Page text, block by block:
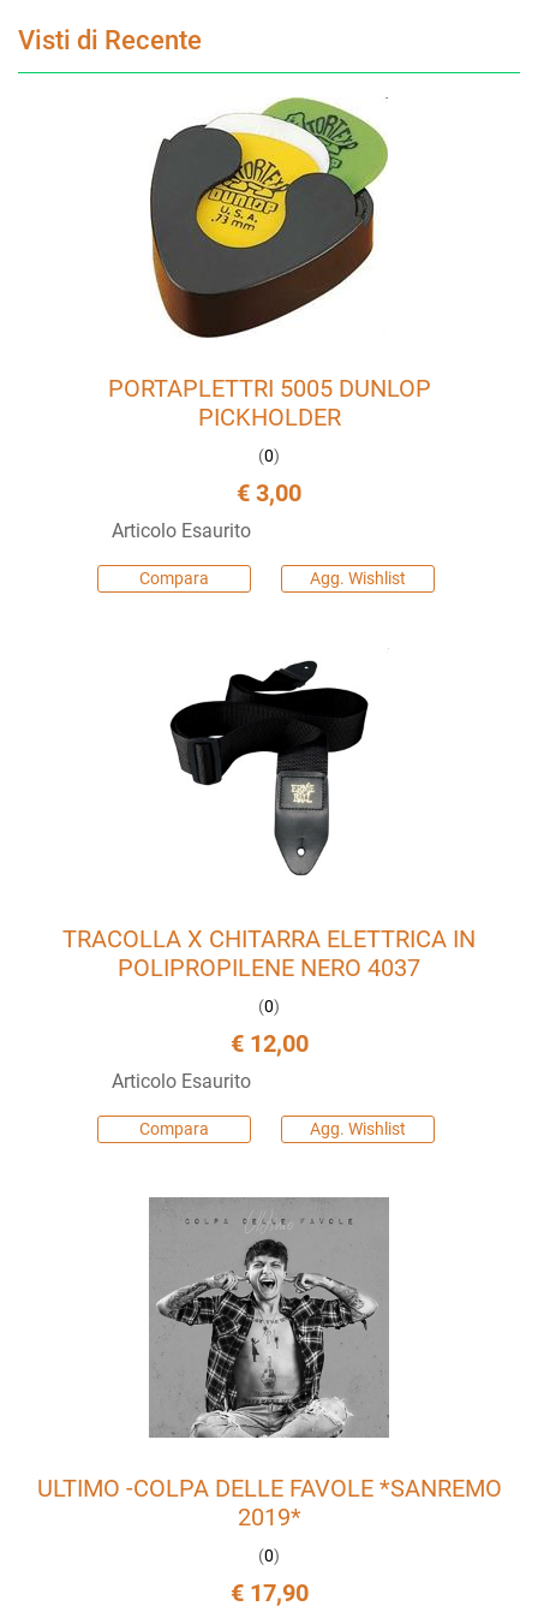
Visti di Recente
PORTAPLETTRI 5005 DUNLOP
PICKHOLDER
(0)
€ 3,00
Articolo Esaurito
Compara Agg. Wishlist
TRACOLLA X CHITARRA ELETTRICA IN
POLIPROPILENE NERO 4037
(0)
€ 12,00
Articolo Esaurito
Compara Agg. Wishlist
ULTIMO -COLPA DELLE FAVOLE *SANREMO
2019*
(0)
€ 17,90